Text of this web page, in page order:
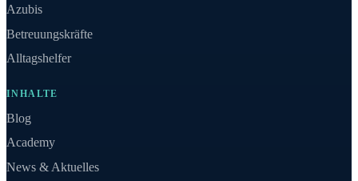
Azubis
Betreuungskräfte
Alltagshelfer
INHALTE
Blog
Academy
News & Aktuelles